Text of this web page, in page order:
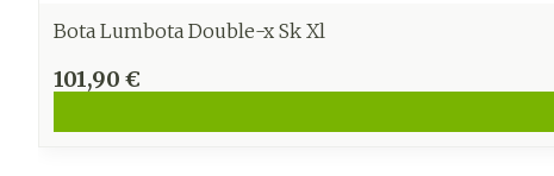
Bota Lumbota Double-x Sk Xl
101,90 €